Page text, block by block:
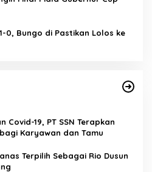
0, Bungo di Pastikan Lolos ke
Covid-19, PT SSN Terapkan
Karyawan dan Tamu
Terpilih Sebagai Rio Dusun